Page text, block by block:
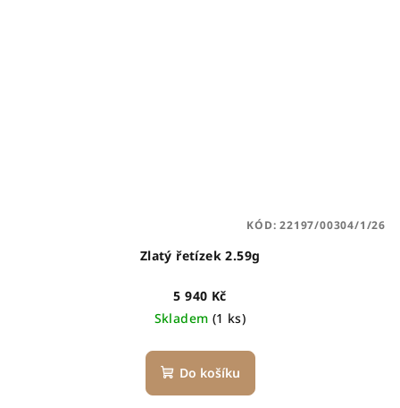
Zlatý řetízek 2.59g
5 940 Kč
Skladem (1 ks)
Do košíku
KÓD:22197/00304/1/26